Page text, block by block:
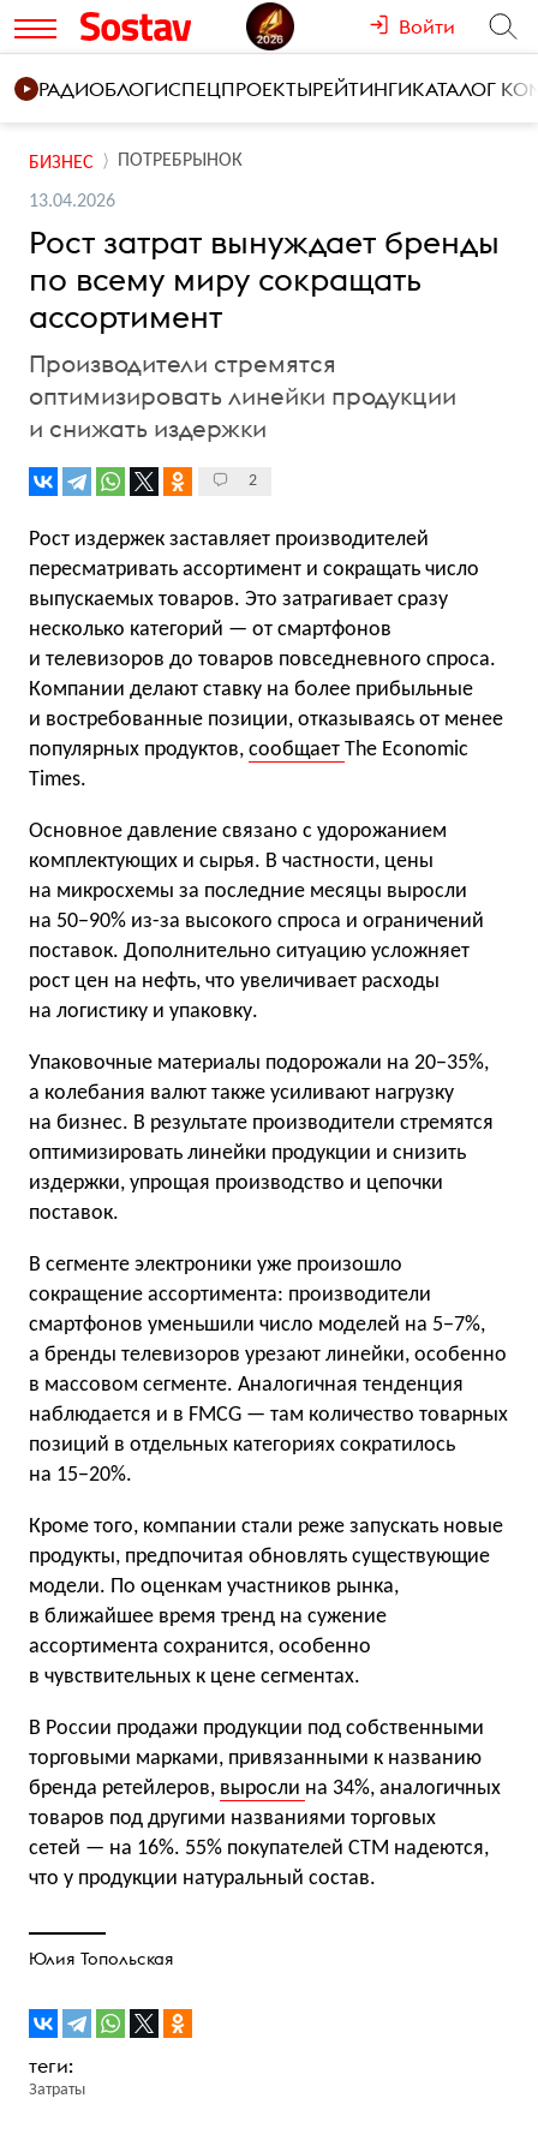
Войти
РАДИОБЛОГИСПЕЦПРОЕКТЫРЕЙТИНГИКАТАЛОГ
БИЗНЕС ПОТРЕБРЫНОК
13.04.2026
Рост затрат вынуждает бренды
по всему миру сокращать
ассортимент
Производители стремятся
оптимизировать линейки продукции
и снижать издержки
2
Рост издержек заставляет производителей
пересматривать ассортимент и сокращать число
выпускаемых товаров. Это затрагивает сразу
несколько категорий — от смартфонов
и телевизоров до товаров повседневного спроса.
Компании делают ставку на более прибыльные
и востребованные позиции, отказываясь от менее
популярных продуктов, сообщает The Economic
Times.
Основное давление связано с удорожанием
комплектующих и сырья. В частности, цены
на микросхемы за последние месяцы выросли
на 50−90% из-за высокого спроса и ограничений
поставок. Дополнительно ситуацию усложняет
рост цен на нефть, что увеличивает расходы
на логистику и упаковку.
Упаковочные материалы подорожали на 20−35%,
а колебания валют также усиливают нагрузку
на бизнес. В результате производители стремятся
оптимизировать линейки продукции и снизить
издержки, упрощая производство и цепочки
поставок.
В сегменте электроники уже произошло
сокращение ассортимента: производители
смартфонов уменьшили число моделей на 5−7%,
а бренды телевизоров урезают линейки, особенно
в массовом сегменте. Аналогичная тенденция
наблюдается и в FMCG — там количество товарных
позиций в отдельных категориях сократилось
на 15−20%.
Кроме того, компании стали реже запускать новые
продукты, предпочитая обновлять существующие
модели. По оценкам участников рынка,
в ближайшее время тренд на сужение
ассортимента сохранится, особенно
в чувствительных к цене сегментах.
В России продажи продукции под собственными
торговыми марками, привязанными к названию
бренда ретейлеров, выросли на 34%, аналогичных
товаров под другими названиями торговых
сетей — на 16%. 55% покупателей СТМ надеются,
что у продукции натуральный состав.
Юлия Топольская
Затраты